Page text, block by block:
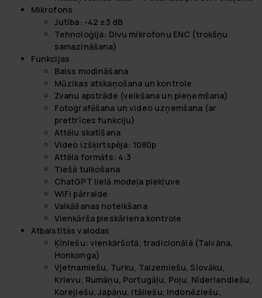
Mikrofons
Jutība: -42 ±3 dB
Tehnoloģija: Divu mikrofonu ENC (trokšņu
samazināšana)
Funkcijas
Balss modināšana
Mūzikas atskaņošana un kontrole
Zvanu apstrāde (veikšana un pieņemšana)
Fotografēšana un video uzņemšana (ar
prettrīces funkciju)
Attēlu skatīšana
Video izšķirtspēja: 1080p
Attēla formāts: 4:3
Tiešā tulkošana
ChatGPT lielā modeļa piekļuve
WiFi pārraide
Valkāšanas noteikšana
Vienkārša pieskāriena kontrole
Atbalstītās valodas
Ķīniešu: vienkāršotā, tradicionālā (Taivāna,
Honkonga)
Vjetnamiešu, Turku, Taizemiešu, Slovāku,
Krievu, Rumāņu, Portugāļu, Poļu, Nīderlandiešu,
Korejiešu, Japāņu, Itāliešu, Indonēziešu,